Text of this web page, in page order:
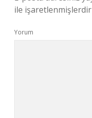
ile işaretlenmişlerdir
Yorum